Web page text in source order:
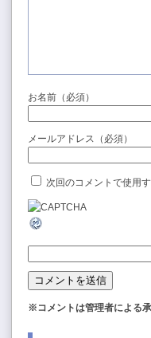
お名前（必須）
メールアドレス（必須）
次回のコメントで使用
※コメントは管理者による